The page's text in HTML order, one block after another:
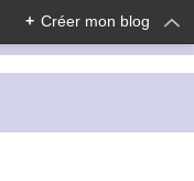
+ Créer mon blog